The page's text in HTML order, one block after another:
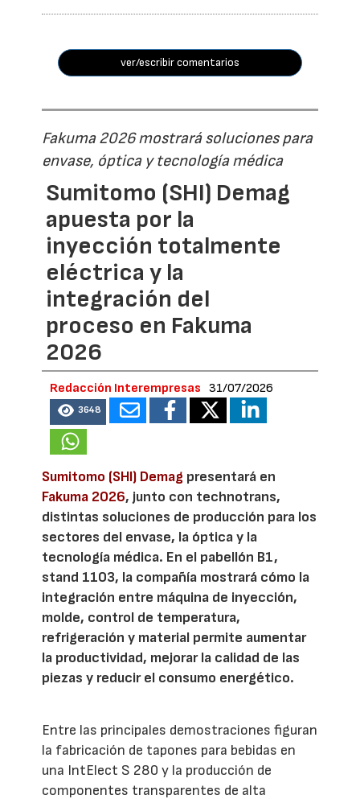
ver/escribir comentarios
Fakuma 2026 mostrará soluciones para
envase, óptica y tecnología médica
Sumitomo (SHI) Demag
apuesta por la
inyección totalmente
eléctrica y la
integración del
proceso en Fakuma
2026
Redacción Interempresas 31/07/2026
3648
Sumitomo (SHI) Demag presentará en
Fakuma 2026, junto con technotrans,
distintas soluciones de producción para los
sectores del envase, la óptica y la
tecnología médica. En el pabellón B1,
stand 1103, la compañía mostrará cómo la
integración entre máquina de inyección,
molde, control de temperatura,
refrigeración y material permite aumentar
la productividad, mejorar la calidad de las
piezas y reducir el consumo energético.
Entre las principales demostraciones figuran
la fabricación de tapones para bebidas en
una IntElect S 280 y la producción de
componentes transparentes de alta